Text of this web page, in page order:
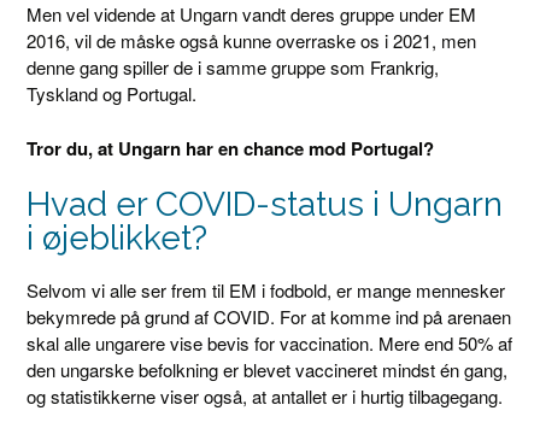
Men vel vidende at Ungarn vandt deres gruppe under EM
2016, vil de måske også kunne overraske os i 2021, men
denne gang spiller de i samme gruppe som Frankrig,
Tyskland og Portugal.
Tror du, at Ungarn har en chance mod Portugal?
Hvad er COVID-status i Ungarn
i øjeblikket?
Selvom vi alle ser frem til EM i fodbold, er mange mennesker
bekymrede på grund af COVID. For at komme ind på arenaen
skal alle ungarere vise bevis for vaccination. Mere end 50% af
den ungarske befolkning er blevet vaccineret mindst én gang,
og statistikkerne viser også, at antallet er i hurtig tilbagegang.